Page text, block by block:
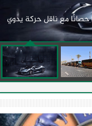
هينيسي تطرح طراز (بلاك بيرد) بقوة 850 حصانًا مع ناقل حركة يدوي